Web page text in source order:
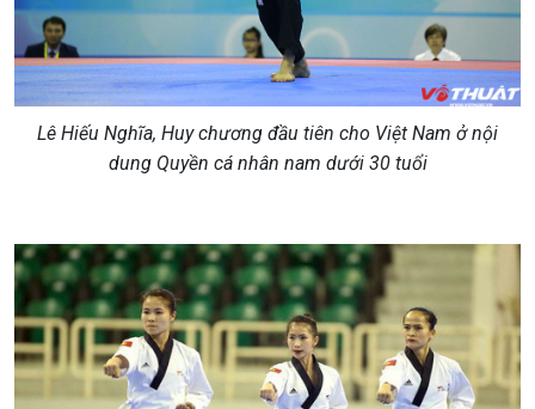
Lê Hiếu Nghĩa, Huy chương đầu tiên cho Việt Nam ở nội
dung Quyền cá nhân nam dưới 30 tuổi